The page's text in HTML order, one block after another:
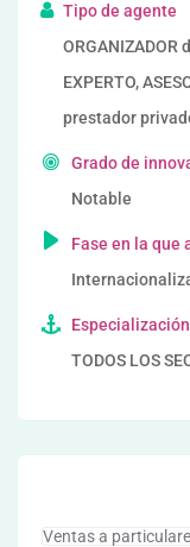
Tipo de agente
EXPERTO,
prestador
Grado de
Notable
Fase en la que
TODOS LOS
Ventas a